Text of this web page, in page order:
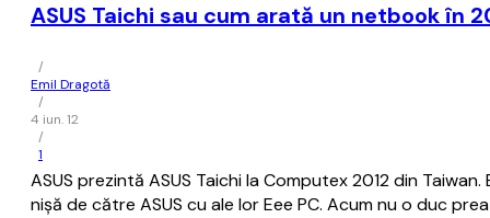
ASUS Taichi sau cum arată un netbook în
/
Emil Dragotă
/
4 iun. 12
/
1
ASUS prezintă ASUS Taichi la Computex 2012 din
nișă de către ASUS cu ale lor Eee PC. Acum nu o duc